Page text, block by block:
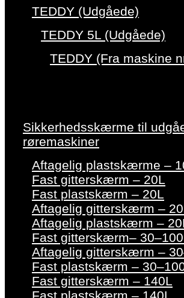
TEDDY (Udgåede)
TEDDY 5L (Udgåede)
TEDDY (Fra maskine
Sikkerhedsskærme til
røremaskiner
Aftagelig plastskærme –
Fast gitterskærm – 20L
Fast plastskærm – 20L
Aftagelig gitterskærm –
Aftagelig plastskærm –
Fast gitterskærm–
Aftagelig gitterskærm –
Fast plastskærm –
Fast gitterskærm – 140L